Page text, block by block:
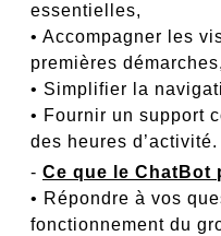
essentielles,
• Accompagner les
premières démarches,
• Simplifier la
• Fournir un support
des heures d’activité.
- Ce que le ChatBot
• Répondre à vos
fonctionnement du